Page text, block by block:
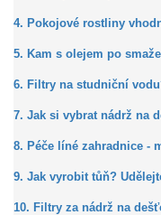
4. Pokojové rostliny
5. Kam s olejem po
6. Filtry na studniční
7. Jak si vybrat nádrž na
8. Péče líné zahradnice -
9. Jak vyrobit tůň?
10. Filtry za nádrž na